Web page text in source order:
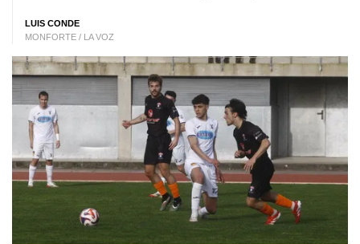
LUIS CONDE
MONFORTE / LA VOZ